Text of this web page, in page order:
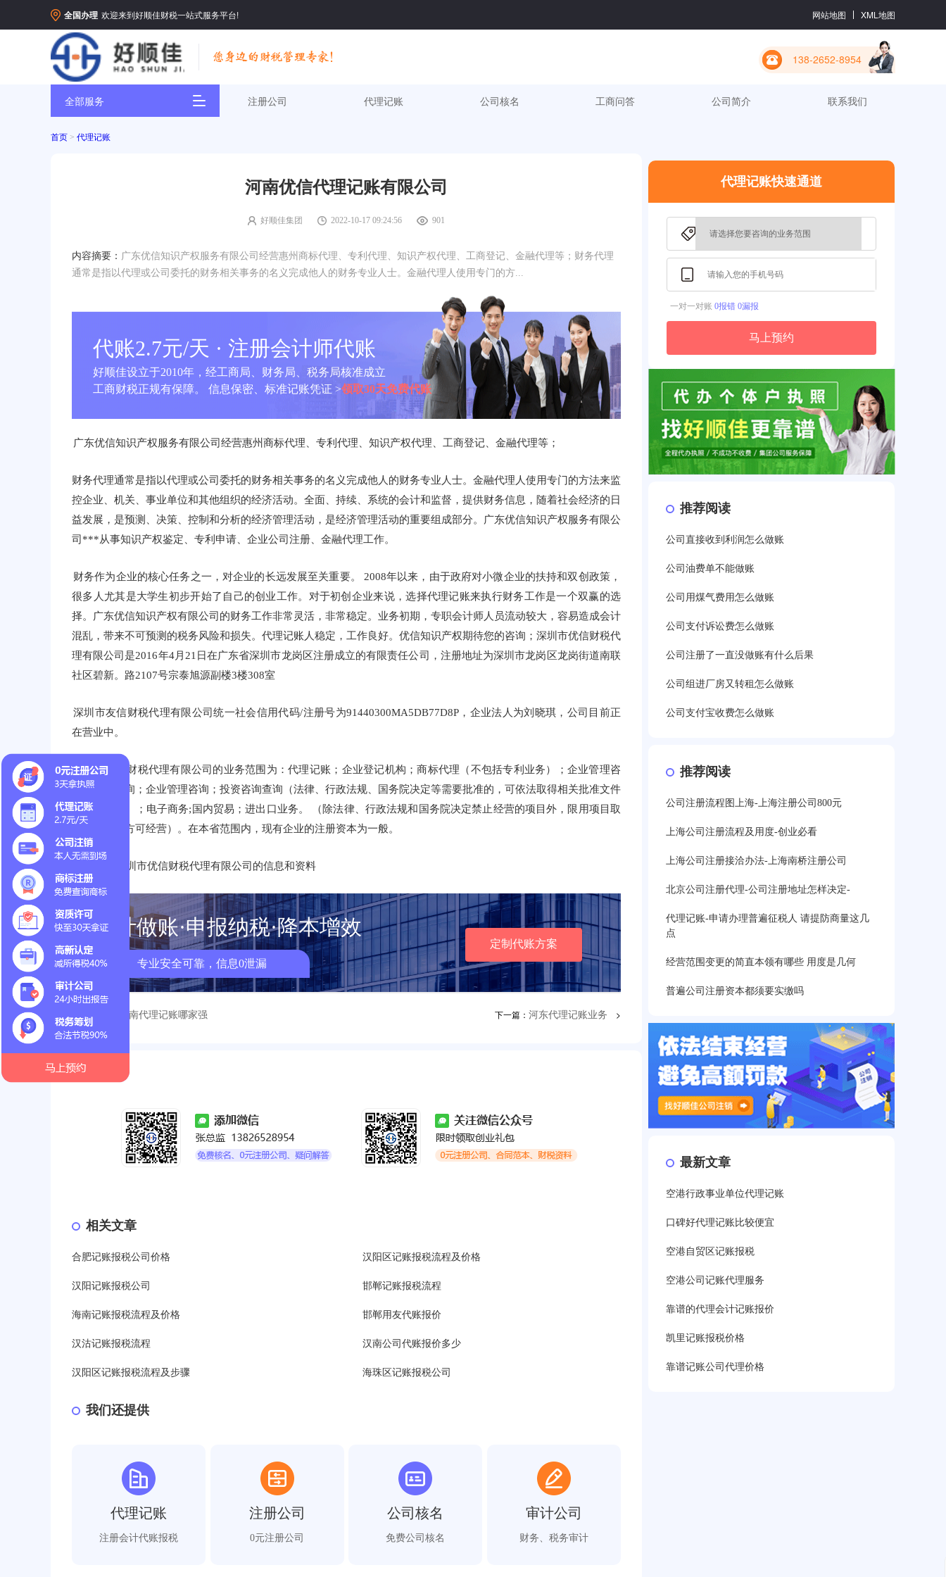
全国办理 欢迎来到好顺佳财税一站式服务平台! 网站地图 XML地图
138-2652-8954
全部服务 注册公司 代理记账 公司核名 工商问答 公司简介 联系我们
首页 > 代理记账
河南优信代理记账有限公司
好顺佳集团 2022-10-17 09:24:56 901
内容摘要： 广东优信知识产权服务有限公司经营惠州商标代理、专利代理、知识产权代理、工商登记、金融代理等；财务代理
通常是指以代理或公司委托的财务相关事务的名义完成他人的财务专业人士。金融代理人使用专门的方...
代账2.7元/天 · 注册会计师代账
好顺佳设立于2010年，经工商局、财务局、税务局核准成立
工商财税正规有保障。 信息保密、标准记账凭证 >领取30天免费代账
广东优信知识产权服务有限公司经营惠州商标代理、专利代理、知识产权代理、工商登记、金融代理等；
财务代理通常是指以代理或公司委托的财务相关事务的名义完成他人的财务专业人士。金融代理人使用专门的方法来监
控企业、机关、事业单位和其他组织的经济活动。全面、持续、系统的会计和监督，提供财务信息，随着社会经济的日
益发展，是预测、决策、控制和分析的经济管理活动，是经济管理活动的重要组成部分。广东优信知识产权服务有限公
司***从事知识产权鉴定、专利申请、企业公司注册、金融代理工作。
财务作为企业的核心任务之一，对企业的长远发展至关重要。 2008年以来，由于政府对小微企业的扶持和双创政策，
很多人尤其是大学生初步开始了自己的创业工作。对于初创企业来说，选择代理记账来执行财务工作是一个双赢的选
择。广东优信知识产权有限公司的财务工作非常灵活，非常稳定。业务初期，专职会计师人员流动较大，容易造成会计
混乱，带来不可预测的税务风险和损失。代理记账人稳定，工作良好。优信知识产权期待您的咨询；深圳市优信财税代
理有限公司是2016年4月21日在广东省深圳市龙岗区注册成立的有限责任公司，注册地址为深圳市龙岗区龙岗街道南联
社区碧新。路2107号宗泰旭源副楼3楼308室
深圳市友信财税代理有限公司统一社会信用代码/注册号为91440300MA5DB77D8P，企业法人为刘晓琪，公司目前正
在营业中。
深圳市友信财税代理有限公司的业务范围为：代理记账；企业登记机构；商标代理（不包括专利业务）；企业管理咨
询；财务咨询；企业管理咨询；投资咨询查询（法律、行政法规、国务院决定等需要批准的，可依法取得相关批准文件
后方可经营）；电子商务;国内贸易；进出口业务。 （除法律、行政法规和国务院决定禁止经营的项目外，限用项目取
得许可证后方可经营）。在本省范围内，现有企业的注册资本为一般。
更多关于深圳市优信财税代理有限公司的信息和资料
会计做账·申报纳税·降本增效
专业安全可靠，信息0泄漏
定制代账方案
< 上一篇： 河南代理记账哪家强 下一篇： 河东代理记账业务 >
相关文章
合肥记账报税公司价格 汉阳区记账报税流程及价格
汉阳记账报税公司 邯郸记账报税流程
海南记账报税流程及价格 邯郸用友代账报价
汉沽记账报税流程 汉南公司代账报价多少
汉阳区记账报税流程及步骤 海珠区记账报税公司
我们还提供
代理记账
注册会计代账报税
注册公司
0元注册公司
公司核名
免费公司核名
审计公司
财务、税务审计
代理记账快速通道
一对一对账 0报错 0漏报
马上预约
推荐阅读
公司直接收到利润怎么做账
公司油费单不能做账
公司用煤气费用怎么做账
公司支付诉讼费怎么做账
公司注册了一直没做账有什么后果
公司组进厂房又转租怎么做账
公司支付宝收费怎么做账
推荐阅读
公司注册流程图上海-上海注册公司800元
上海公司注册流程及用度-创业必看
上海公司注册接洽办法-上海南桥注册公司
北京公司注册代理-公司注册地址怎样决定-
代理记账-申请办理普遍征税人 请提防商量这几
点
经营范围变更的简直本领有哪些 用度是几何
普遍公司注册资本都须要实缴吗
最新文章
空港行政事业单位代理记账
口碑好代理记账比较便宜
空港自贸区记账报税
空港公司记账代理服务
靠谱的代理会计记账报价
凯里记账报税价格
靠谱记账公司代理价格